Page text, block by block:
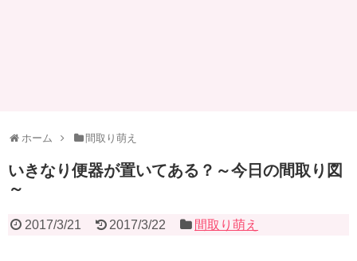
ホーム 間取り萌え
いきなり便器が置いてある？～今日の間取り図
～
2017/3/21 2017/3/22 間取り萌え